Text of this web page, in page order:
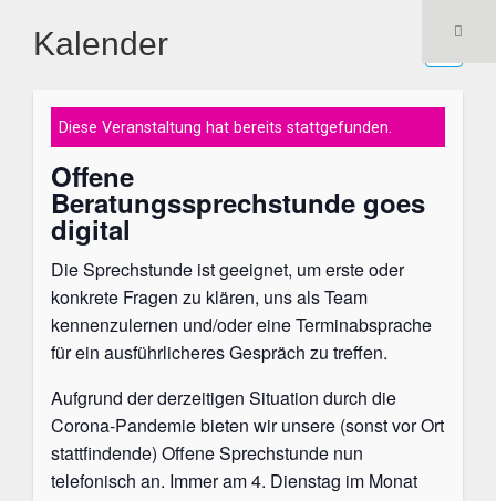
Kalender
Diese Veranstaltung hat bereits stattgefunden.
Offene
Beratungssprechstunde goes
digital
Die Sprechstunde ist geeignet, um erste oder
konkrete Fragen zu klären, uns als Team
kennenzulernen und/oder eine Terminabsprache
für ein ausführlicheres Gespräch zu treffen.
Aufgrund der derzeitigen Situation durch die
Corona-Pandemie bieten wir unsere (sonst vor Ort
stattfindende) Offene Sprechstunde nun
telefonisch an. Immer am 4. Dienstag im Monat